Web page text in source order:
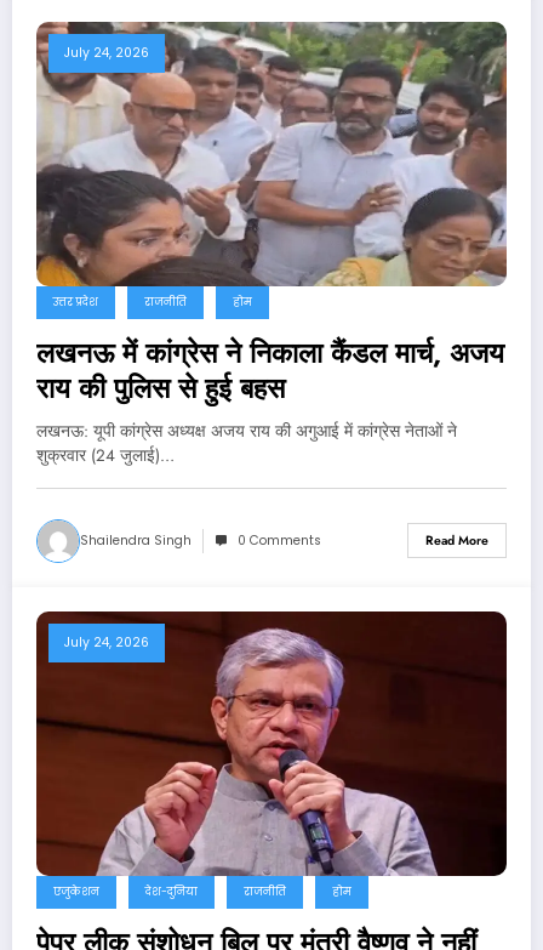
July 24, 2026
उत्तर प्रदेश राजनीति होम
लखनऊ में कांग्रेस ने निकाला कैंडल मार्च, अजय
राय की पुलिस से हुई बहस
लखनऊ: यूपी कांग्रेस अध्यक्ष अजय राय की अगुआई में कांग्रेस नेताओं ने
शुक्रवार (24 जुलाई)…
Shailendra Singh 0 Comments Read More
July 24, 2026
एजुकेशन देश-दुनिया राजनीति होम